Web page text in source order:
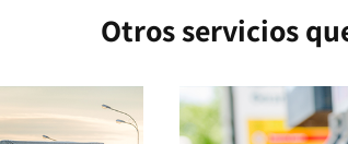
Otros servicios